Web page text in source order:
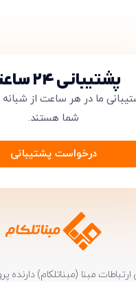
پشتیبانی ۲۴ ساعته
ما در هر ساعت از
شما هستند.
درخواست پشتیبانی
مبنا (مبناتلکام) دارنده